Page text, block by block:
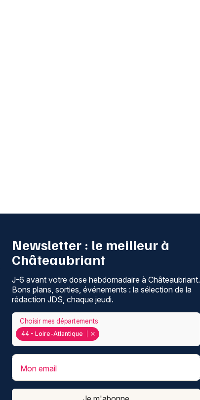
Newsletter : le meilleur à
Châteaubriant
J-6 avant votre dose hebdomadaire à Châteaubriant.
Bons plans, sorties, événements : la sélection de la
rédaction JDS, chaque jeudi.
44 - Loire-Atlantique
Choisir mes départements
Mon email